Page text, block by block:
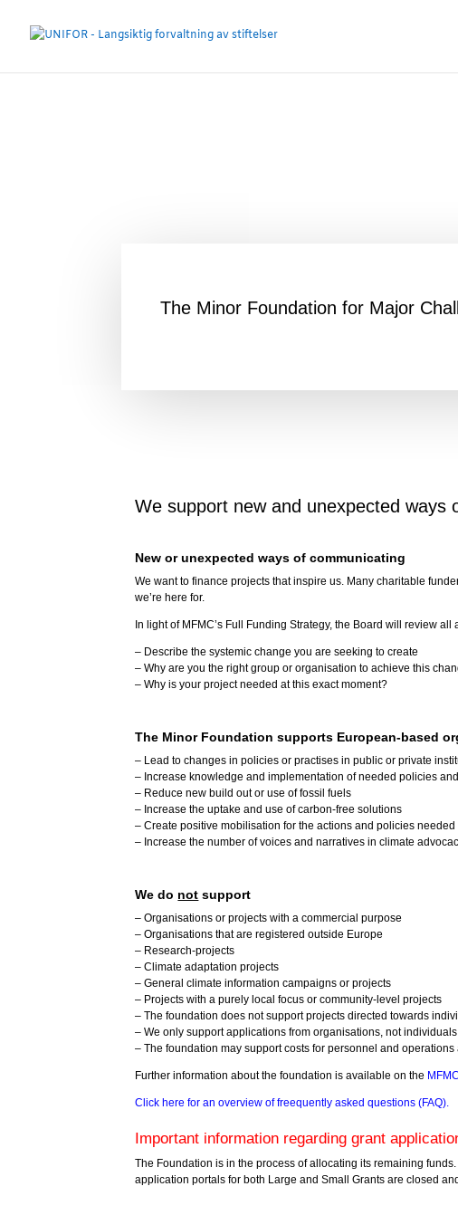
The Minor Foundation for Major
We support new and unexpected
New or unexpected ways of communicating
We want to finance projects that inspire us. Many charitable
we’re here for.
In light of MFMC’s Full Funding Strategy, the Board will review
– Describe the systemic change you are seeking to create
– Why are you the right group or organisation to achieve this
– Why is your project needed at this exact moment?
The Minor Foundation supports European-based
– Lead to changes in policies or practises in public or private
– Increase knowledge and implementation of needed policies
– Reduce new build out or use of fossil fuels
– Increase the uptake and use of carbon-free solutions
– Create positive mobilisation for the actions and policies
– Increase the number of voices and narratives in climate
We do not support
– Organisations or projects with a commercial purpose
– Organisations that are registered outside Europe
– Research-projects
– Climate adaptation projects
– General climate information campaigns or projects
– Projects with a purely local focus or community-level projects
– The foundation does not support projects directed towards
– We only support applications from organisations, not individuals
– The foundation may support costs for personnel and
Further information about the foundation is available on the
Click here for an overview of freequently asked questions (FAQ).
Important information regarding grant
The Foundation is in the process of allocating its remaining
application portals for both Large and Small Grants are closed